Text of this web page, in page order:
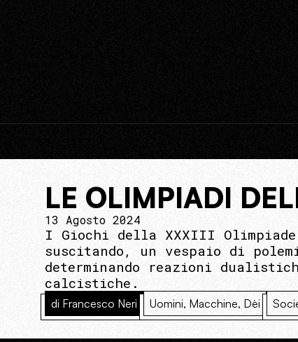
LE OLIMPIADI
13 Agosto 2024
I Giochi della XXXIII
suscitando, un vespaio di
determinando reazioni
calcistiche.
di Francesco Neri Uomini, Macchine, Dèi